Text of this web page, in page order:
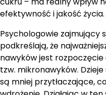
efektywność i jakość życia.
Psychologowie zajmujący
podkreślają, że
nawyków jest rozpoczęcie
tzw. mikronawyków.
są mniej przytłaczające,